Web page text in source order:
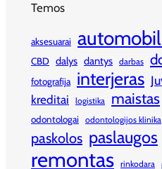
Temos
aksesuarai
CBD dalys dantys darbas
fotografija interjeras
kreditai logistika maistas
odontologai odontologijos klinika
paskolos paslaugos
remontas rinkodara